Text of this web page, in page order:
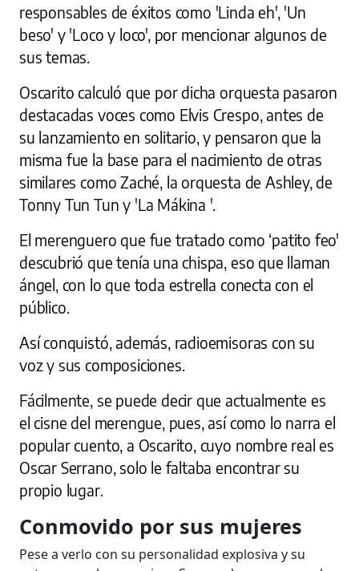
responsables de éxitos como 'Linda eh', 'Un
beso' y 'Loco y loco', por mencionar algunos de
sus temas.
Oscarito calculó que por dicha orquesta pasaron
destacadas voces como Elvis Crespo, antes de
su lanzamiento en solitario, y pensaron que la
misma fue la base para el nacimiento de otras
similares como Zaché, la orquesta de Ashley, de
Tonny Tun Tun y 'La Mákina '.
El merenguero que fue tratado como ‘patito feo'
descubrió que tenía una chispa, eso que llaman
ángel, con lo que toda estrella conecta con el
público.
Así conquistó, además, radioemisoras con su
voz y sus composiciones.
Fácilmente, se puede decir que actualmente es
el cisne del merengue, pues, así como lo narra el
popular cuento, a Oscarito, cuyo nombre real es
Oscar Serrano, solo le faltaba encontrar su
propio lugar.
Conmovido por sus mujeres
Pese a verlo con su personalidad explosiva y su